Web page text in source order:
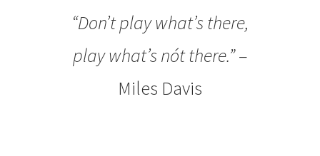
“Don’t play what’s there,
play what’s nót there.”–
Miles Davis